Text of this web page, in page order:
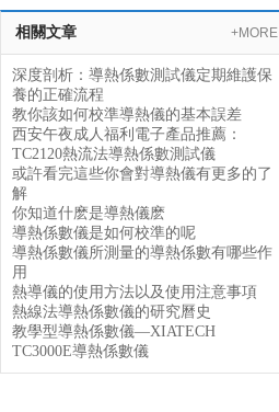
相關文章 +MORE
深度剖析：導熱係數測試儀定期維護保
養的正確流程
教你該如何校準導熱儀的基本誤差
西安午夜成人福利電子產品推薦：
TC2120熱流法導熱係數測試儀
或許看完這些你會對導熱儀有更多的了
解
你知道什麽是導熱儀麽
導熱係數儀是如何校準的呢
導熱係數儀所測量的導熱係數有哪些作
用
熱導儀的使用方法以及使用注意事項
熱線法導熱係數儀的研究曆史
教學型導熱係數儀—XIATECH
TC3000E導熱係數儀